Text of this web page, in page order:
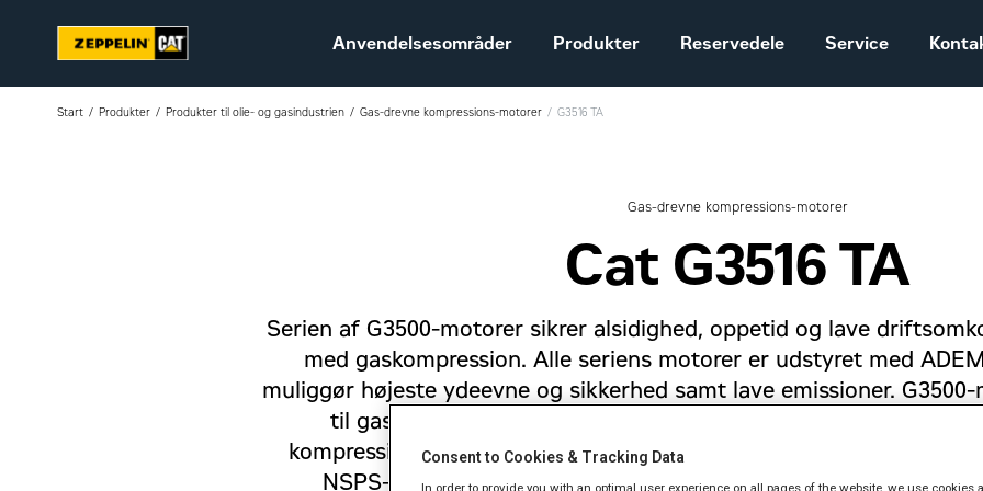
Anvendelsesområder Produkter Reservedele Service
Vores historie
Construction
Sales and delivery
Start Produkter Produkter til olie- og gasindustrien Gas-drevne kompressions-motorer G3516 TA
Gas-drevne kompressions-motorer
Cat G3516 TA
Serien af G3500-motorer sikrer alsidighed, oppetid og lave
med gaskompression. Alle seriens motorer er udstyret med
muliggør højeste ydeevne og sikkerhed samt lave emissioner.
til gasløft, gasopsamling og kompression ved brøndhovedet.
kompressionsmotoren er klassificeret til 492-1.029 bkW ved 1.200-
NSPS-kompatibel. Som bruger kan du selv angive den
Consent to Cookies & Tracking Data
In order to provide you with an optimal user experience on all pages of the website, we use cookies